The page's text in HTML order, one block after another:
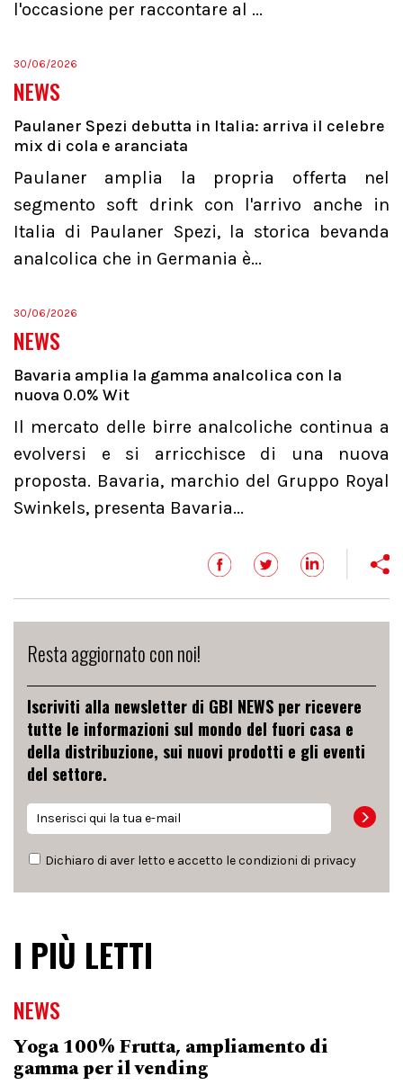
l'occasione per raccontare al ...
30/06/2026
NEWS
Paulaner Spezi debutta in Italia: arriva il celebre
mix di cola e aranciata
Paulaner amplia la propria offerta nel
segmento soft drink con l'arrivo anche in
Italia di Paulaner Spezi, la storica bevanda
analcolica che in Germania è...
30/06/2026
NEWS
Bavaria amplia la gamma analcolica con la
nuova 0.0% Wit
Il mercato delle birre analcoliche continua a
evolversi e si arricchisce di una nuova
proposta. Bavaria, marchio del Gruppo Royal
Swinkels, presenta Bavaria...
Resta aggiornato con noi!
Iscriviti alla newsletter di GBI NEWS per ricevere
tutte le informazioni sul mondo del fuori casa e
della distribuzione, sui nuovi prodotti e gli eventi
del settore.
Dichiaro di aver letto e accetto le condizioni di privacy
I PIÙ LETTI
NEWS
Yoga 100% Frutta, ampliamento di
gamma per il vending